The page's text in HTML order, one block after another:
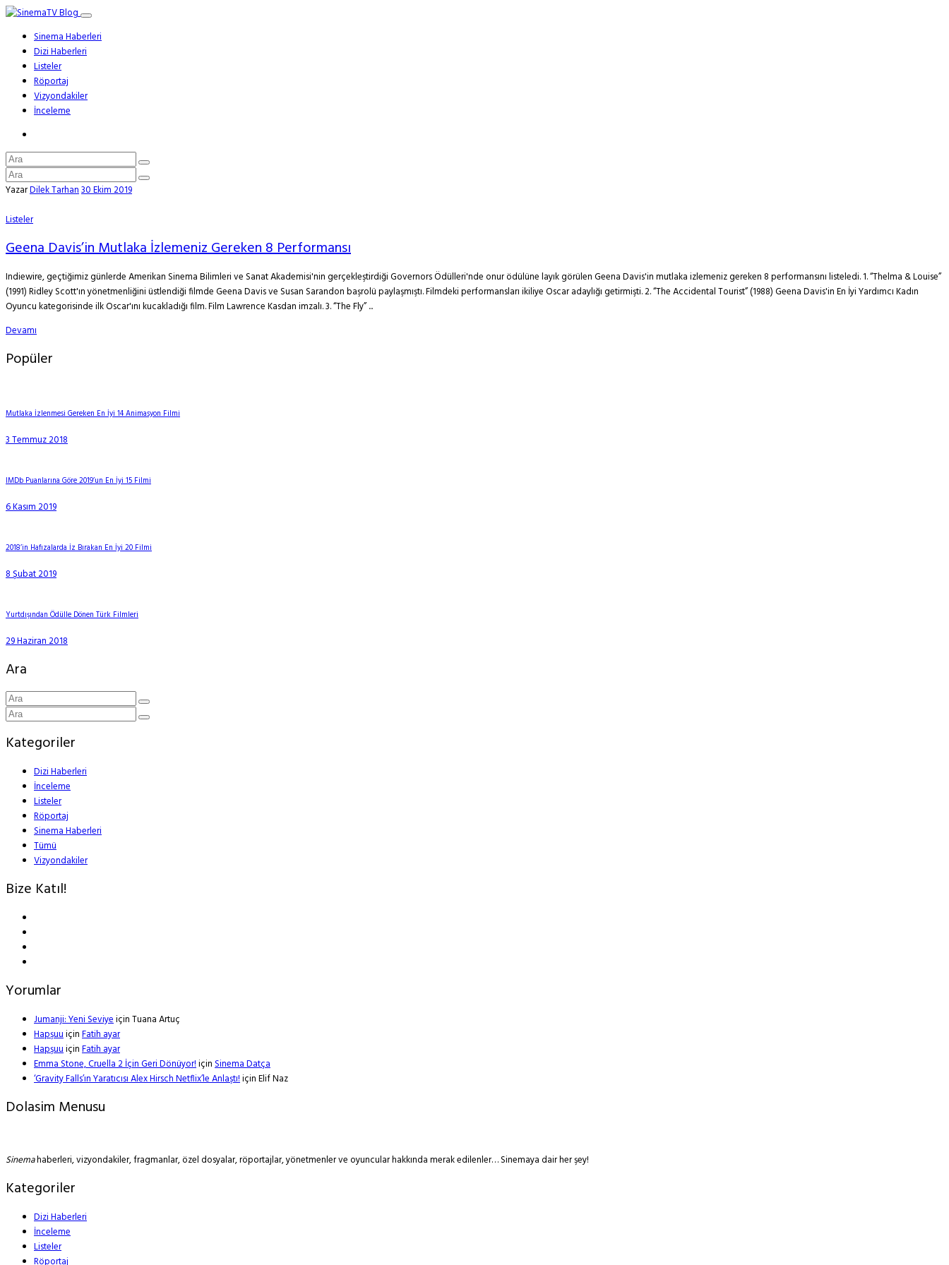
Sinema Haberleri
Dizi Haberleri
Listeler
Röportaj
Vizyondakiler
İnceleme
YazarDilek Tarhan30 Ekim 2019
Listeler
Geena Davis’in Mutlaka İzlemeniz Gereken 8 Performansı
Indiewire, geçtiğimiz günlerde Amerikan Sinema Bilimleri ve Sanat Akademisi'nin gerçekleştirdiği Governors Ödülleri'nde onur ödülüne layık görülen Geena Davis'in mutlaka izlemeniz gereken 8 performansını listeledi. 1. “Thelma & Louise”
(1991) Ridley Scott'ın yönetmenliğini üstlendiği filmde Geena Davis ve Susan Sarandon başrolü paylaşmıştı. Filmdeki performansları ikiliye Oscar adaylığı getirmişti. 2. “The Accidental Tourist” (1988) Geena Davis'in En İyi Yardımcı Kadın
Oyuncu kategorisinde ilk Oscar'ını kucakladığı film. Film Lawrence Kasdan imzalı. 3. “The Fly” ...
Devamı
Popüler
Mutlaka İzlenmesi Gereken En İyi 14 Animasyon Filmi
3 Temmuz 2018
IMDb Puanlarına Göre 2019’un En İyi 15 Filmi
6 Kasım 2019
2018’in Hafızalarda İz Bırakan En İyi 20 Filmi
8 Şubat 2019
Yurtdışından Ödülle Dönen Türk Filmleri
29 Haziran 2018
Ara
Kategoriler
Dizi Haberleri
İnceleme
Listeler
Röportaj
Sinema Haberleri
Tümü
Vizyondakiler
Bize Katıl!
Yorumlar
Jumanji: Yeni SeviyeiçinTuana Artuç
HapşuuiçinFatih ayar
HapşuuiçinFatih ayar
Emma Stone, Cruella 2 İçin Geri Dönüyor!içinSinema Datça
‘Gravity Falls’ın Yaratıcısı Alex Hirsch Netflix’le Anlaştı!içinElif Naz
Dolasim Menusu
Sinemahaberleri, vizyondakiler, fragmanlar, özel dosyalar, röportajlar, yönetmenler ve oyuncular hakkında merak edilenler… Sinemaya dair her şey!
Kategoriler
Dizi Haberleri
İnceleme
Listeler
Röportaj